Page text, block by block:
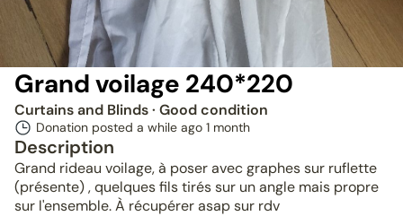
Grand voilage 240*220
Curtains and Blinds· Good condition
Donation posted a while ago 1 month
Description
Grand rideau voilage, à poser avec graphes sur ruflette
(présente) , quelques fils tirés sur un angle mais propre
sur l'ensemble. À récupérer asap sur rdv